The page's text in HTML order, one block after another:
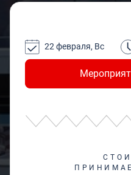
22 февраля, Вс